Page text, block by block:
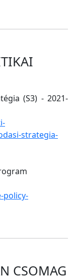
(S3) - 2021-
strategia-
policy-
CSOMAG